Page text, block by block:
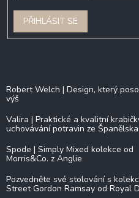
PŘIHLÁSIT SE
Robert Welch | Design, který
výš
Valira | Praktické a kvalitní
uchovávání potravin ze Španělska
Spode | Simply Mixed kolekce od
Morris&Co. z Anglie
Pozvedněte své stolování s
Street Gordon Ramsay od Royal